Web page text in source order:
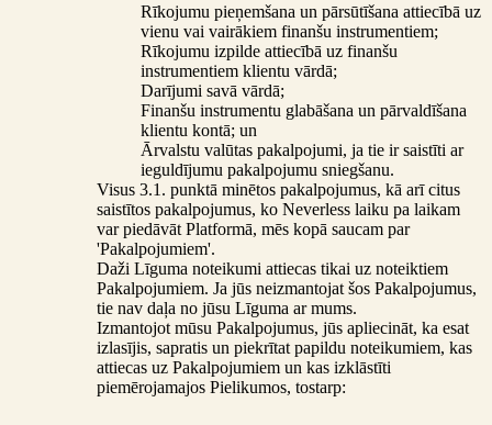
Rīkojumu pieņemšana un pārsūtīšana attiecībā uz
vienu vai vairākiem finanšu instrumentiem;
Rīkojumu izpilde attiecībā uz finanšu
instrumentiem klientu vārdā;
Darījumi savā vārdā;
Finanšu instrumentu glabāšana un pārvaldīšana
klientu kontā; un
Ārvalstu valūtas pakalpojumi, ja tie ir saistīti ar
ieguldījumu pakalpojumu sniegšanu.
Visus 3.1. punktā minētos pakalpojumus, kā arī citus
saistītos pakalpojumus, ko Neverless laiku pa laikam
var piedāvāt Platformā, mēs kopā saucam par
'Pakalpojumiem'.
Daži Līguma noteikumi attiecas tikai uz noteiktiem
Pakalpojumiem. Ja jūs neizmantojat šos Pakalpojumus,
tie nav daļa no jūsu Līguma ar mums.
Izmantojot mūsu Pakalpojumus, jūs apliecināt, ka esat
izlasījis, sapratis un piekrītat papildu noteikumiem, kas
attiecas uz Pakalpojumiem un kas izklāstīti
piemērojamajos Pielikumos, tostarp: